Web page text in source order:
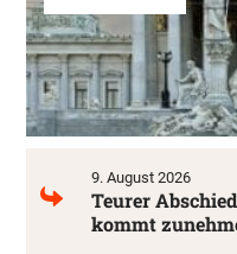
9. August 2026
Teurer
kommt